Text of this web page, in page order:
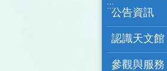
:::
公告資訊
認識天文館
參觀與服務